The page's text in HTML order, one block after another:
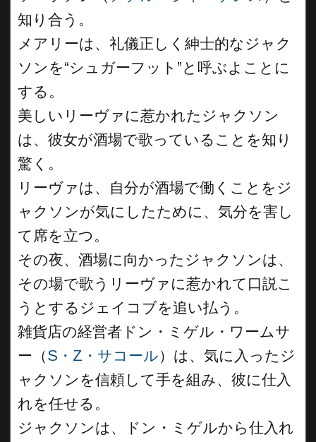
知り合う。
メアリーは、礼儀正しく紳士的なジャク
ソンを“シュガーフット”と呼ぶよことに
する。
美しいリーヴァに惹かれたジャクソン
は、彼女が酒場で歌っていることを知り
驚く。
リーヴァは、自分が酒場で働くことをジ
ャクソンが気にしたために、気分を害し
て席を立つ。
その夜、酒場に向かったジャクソンは、
その場で歌うリーヴァに惹かれて口説こ
うとするジェイコブを追い払う。
雑貨店の経営者ドン・ミゲル・ワームサ
ー（S・Z・サコール）は、気に入ったジ
ャクソンを信頼して手を組み、彼に仕入
れを任せる。
ジャクソンは、ドン・ミゲルから仕入れ